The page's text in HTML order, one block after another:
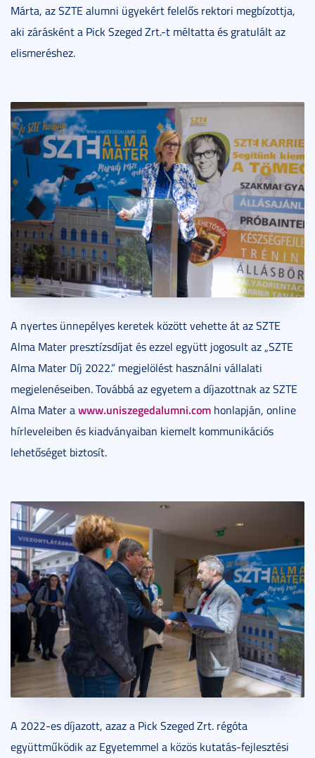
Márta, az SZTE alumni ügyekért felelős rektori megbízottja,
aki zárásként a Pick Szeged Zrt.-t méltatta és gratulált az
elismeréshez.
A nyertes ünnepélyes keretek között vehette át az SZTE
Alma Mater presztízsdíjat és ezzel együtt jogosult az „SZTE
Alma Mater Díj 2022.” megjelölést használni vállalati
megjelenéseiben. Továbbá az egyetem a díjazottnak az SZTE
Alma Mater awww.uniszegedalumni.com honlapján, online
hírleveleiben és kiadványaiban kiemelt kommunikációs
lehetőséget biztosít.
A 2022-es díjazott, azaz a Pick Szeged Zrt. régóta
együttműködik az Egyetemmel a közös kutatás-fejlesztési